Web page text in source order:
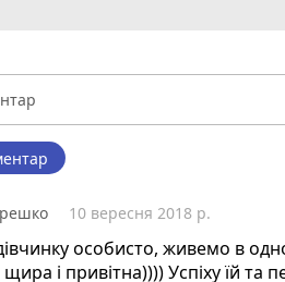
10 вересня 2018 р.
особисто, живемо в
і привітна)))) Успіху їй та